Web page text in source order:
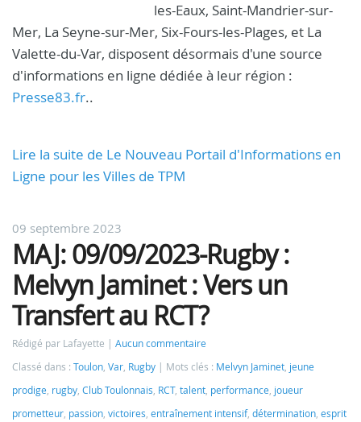
les-Eaux, Saint-Mandrier-sur-
Mer, La Seyne-sur-Mer, Six-Fours-les-Plages, et La
Valette-du-Var, disposent désormais d'une source
d'informations en ligne dédiée à leur région :
Presse83.fr..
Lire la suite de Le Nouveau Portail d'Informations en
Ligne pour les Villes de TPM
09 septembre 2023
MAJ: 09/09/2023-Rugby :
Melvyn Jaminet : Vers un
Transfert au RCT?
Rédigé par Lafayette
Aucun commentaire
Classé dans : Toulon, Var, Rugby Mots clés : Melvyn Jaminet, jeune
prodige, rugby, Club Toulonnais, RCT, talent, performance, joueur
prometteur, passion, victoires, entraînement intensif, détermination, esprit